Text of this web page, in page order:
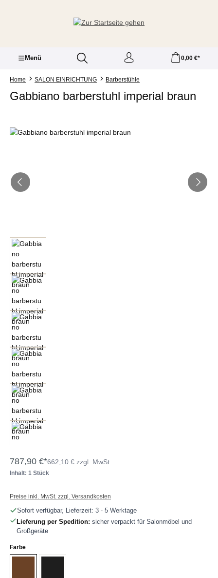
Menü 0,00 €*
Home SALON EINRICHTUNG Barberstühle
Gabbiano barberstuhl imperial braun
Bildergalerie überspringen
787,90 €*662,10 € zzgl. MwSt.
Inhalt: 1 Stück
Preise inkl. MwSt. zzgl. Versandkosten
Sofort verfügbar, Lieferzeit: 3 - 5 Werktage
Lieferung per Spedition: sicher verpackt für Salonmöbel und
Großgeräte
Farbeauswählen